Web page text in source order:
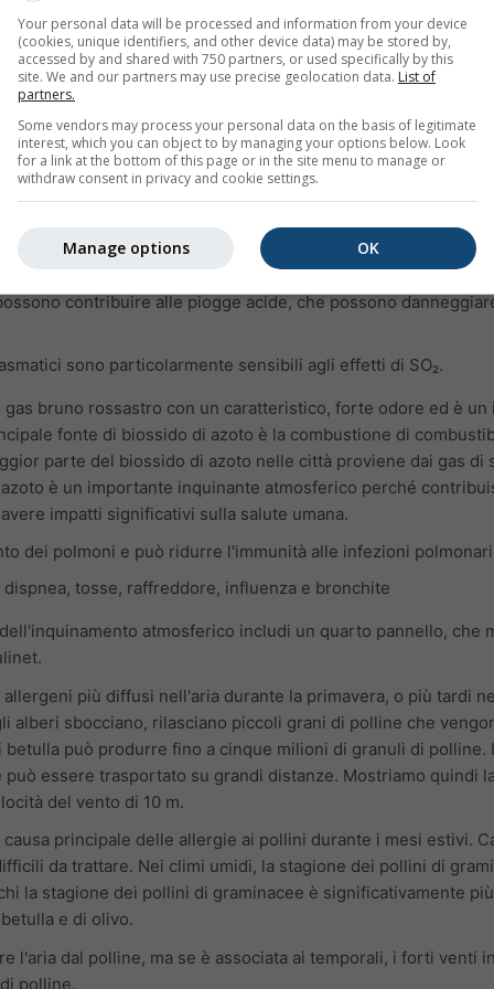
attacchi d'asma
alle infezioni
polmoni anche quando i sintomi sono scomparsi
Cronica Ostruttiva (BPCO)
invisibile e dall'odore sgradevole. Reagisce facilmente con
nocivi, come acido solforico, acido solforoso e particelle di
a SO₂ può danneggiare il sistema respiratorio umano e
contribuire alle piogge acide, che possono
sono particolarmente sensibili agli effetti di SO₂.
bruno rossastro con un caratteristico, forte odore ed è un
fonte di biossido di azoto è la combustione di
parte del biossido di azoto nelle città proviene dai gas di
è un importante inquinante atmosferico perché
impatti significativi sulla salute umana.
dei polmoni e può ridurre l'immunità alle infezioni polmonari
dispnea, tosse, raffreddore, influenza e bronchite
atmosferico includi un quarto pannello, che
più diffusi nell'aria durante la primavera, o più tardi
alberi sbocciano, rilasciano piccoli grani di polline che
può produrre fino a cinque milioni di granuli di polline.
essere trasportato su grandi distanze. Mostriamo quindi
del vento di 10 m.
principale delle allergie ai pollini durante i mesi estivi.
da trattare. Nei climi umidi, la stagione dei pollini di
la stagione dei pollini di graminacee è significativamente
e di olivo.
l'aria dal polline, ma se è associata ai temporali, i forti venti
polline.
Your personal data will be processed and information from your device
(cookies, unique identifiers, and other device data) may be stored by,
accessed by and shared with 750 partners, or used specifically by this
site. We and our partners may use precise geolocation data. List of
partners.
Some vendors may process your personal data on the basis of legitimate
interest, which you can object to by managing your options below. Look
for a link at the bottom of this page or in the site menu to manage or
withdraw consent in privacy and cookie settings.
OK
Manage options